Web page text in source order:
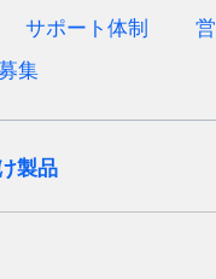
サポート体制
集
製品